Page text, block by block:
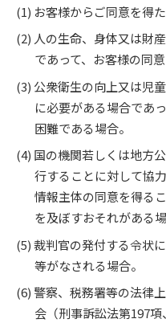
お客様からご同意を得た
人の生命、身体又は財
であって、お客様の同
公衆衛生の向上又は児
に必要がある場合であ
困難である場合。
国の機関若しくは地方
行することに対して協
情報主体の同意を得る
を及ぼすおそれがある場
裁判官の発付する令状
等がなされる場合。
警察、税務署等の法律
会（刑事訴訟法第197